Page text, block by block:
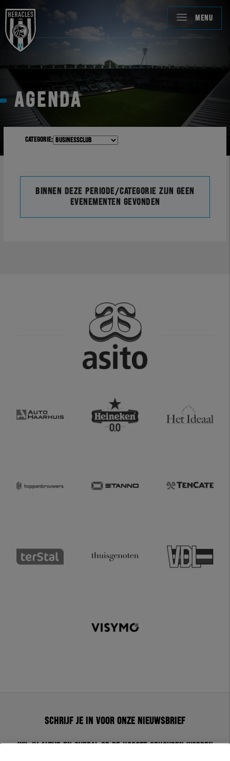
MENU
AGENDA
Categorie:
Binnen deze periode/categorie zijn geen
evenementen gevonden
Schrijf je in voor onze nieuwsbrief
Wil jij altijd en overal op de hoogte gehouden worden